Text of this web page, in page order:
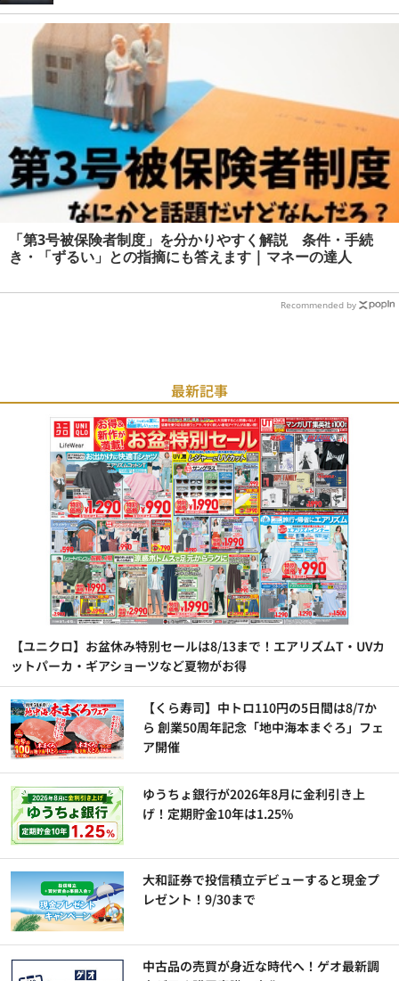
「第3号被保険者制度」を分かりやすく解説 条件・手続
き・「ずるい」との指摘にも答えます | マネーの達人
Recommended by
最新記事
【ユニクロ】お盆休み特別セールは8/13まで！エアリズムT・UVカ
ットパーカ・ギアショーツなど夏物がお得
【くら寿司】中トロ110円の5日間は8/7か
ら 創業50周年記念「地中海本まぐろ」フェ
ア開催
ゆうちょ銀行が2026年8月に金利引き上
げ！定期貯金10年は1.25%
大和証券で投信積立デビューすると現金プ
レゼント！9/30まで
中古品の売買が身近な時代へ！ゲオ最新調